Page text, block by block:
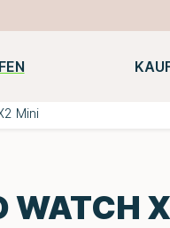
Notebooks
Mini
WATCH